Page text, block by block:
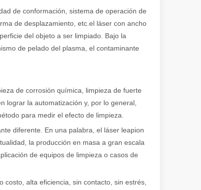
de conformación, sistema de operación de
de desplazamiento, etc.el láser con ancho
del objeto a ser limpiado. Bajo la
de pelado del plasma, el contaminante
de corrosión química, limpieza de fuerte
lograr la automatización y, por lo general,
para medir el efecto de limpieza.
diferente. En una palabra, el láser leapion
la producción en masa a gran escala
de equipos de limpieza o casos de
alta eficiencia, sin contacto, sin estrés,